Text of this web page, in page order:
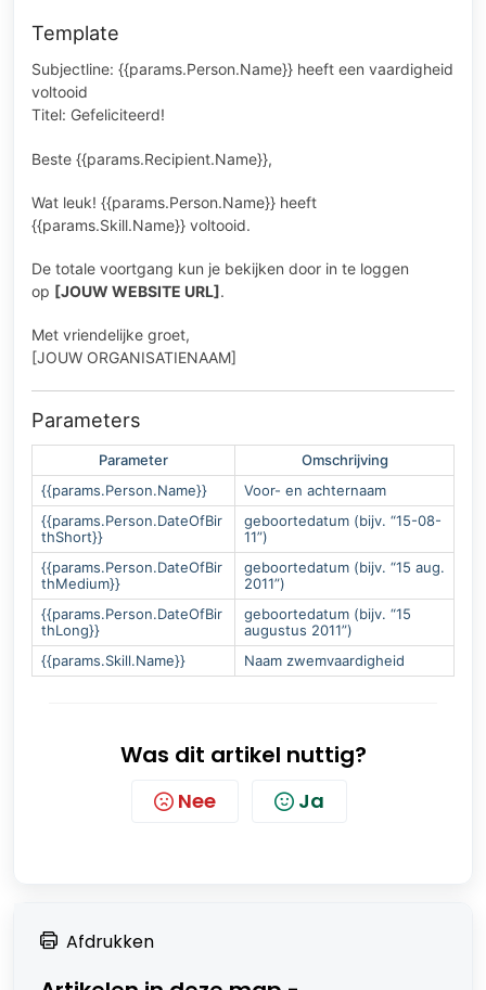
Template
Subjectline: {{params.Person.Name}} heeft een vaardigheid
voltooid
Titel: Gefeliciteerd!
Beste {{params.Recipient.Name}},
Wat leuk! {{params.Person.Name}} heeft
{{params.Skill.Name}} voltooid.
De totale voortgang kun je bekijken door in te loggen
op [JOUW WEBSITE URL].
Met vriendelijke groet,
[JOUW ORGANISATIENAAM]
Parameters
Parameter
Omschrijving
{{params.Person.Name}}
Voor- en achternaam
{{params.Person.DateOfBir
thShort}}
geboortedatum (bijv. “15-08-
11”)
{{params.Person.DateOfBir
thMedium}}
geboortedatum (bijv. “15 aug.
2011”)
{{params.Person.DateOfBir
thLong}}
geboortedatum (bijv. “15
augustus 2011”)
{{params.Skill.Name}}
Naam zwemvaardigheid
Was dit artikel nuttig?
Nee Ja
Afdrukken